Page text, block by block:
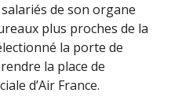
de son organe
plus proches de la
la porte de
la place de
d’Air France.